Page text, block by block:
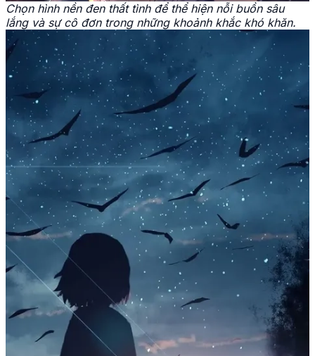
Chọn hình nền đen thất tình để thể hiện nỗi buồn sâu
lắng và sự cô đơn trong những khoảnh khắc khó khăn.